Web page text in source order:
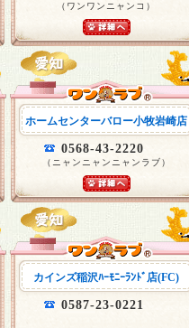
（ワンワンニャンコ）
ホームセンターバロー小牧岩崎店
0568-43-2220
（ニャンニャンニャンラブ）
カインズ稲沢ﾊｰﾓﾆｰﾗﾝﾄﾞ店(FC)
0587-23-0221